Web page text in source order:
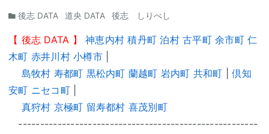
後志 DATA 道央 DATA 後志 しりべし
【 後志 DATA 】 神恵内村 積丹町 泊村 古平町 余市町 仁
木町 赤井川村 小樽市|
島牧村 寿都町 黒松内町 蘭越町 岩内町 共和町 |倶知
安町 ニセコ町|
真狩村 京極町 留寿都村 喜茂別町
-------------------------------------------------------